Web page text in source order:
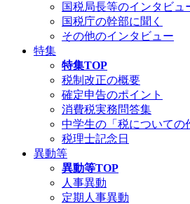
国税局長等のインタビュ
国税庁の幹部に聞く
その他のインタビュー
特集
特集TOP
税制改正の概要
確定申告のポイント
消費税実務問答集
中学生の「税についての
税理士記念日
異動等
異動等TOP
人事異動
定期人事異動